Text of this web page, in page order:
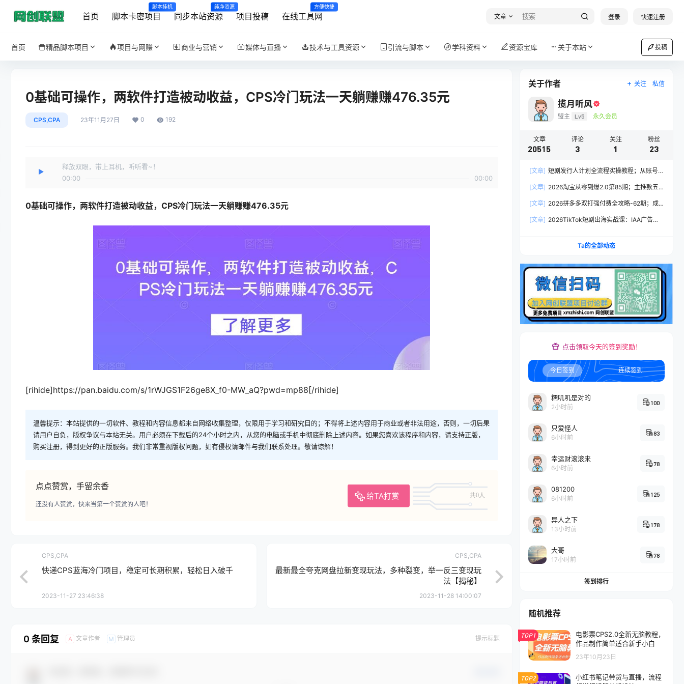
首页 脚本卡密项目
脚本挂机
同步本站资源
纯净资源
项目投稿 在线工具网
方便快捷
文章 登录 快速注册
首页 精品脚本项目 项目与网赚 商业与营销 媒体与直播 技术与工具资源 引流与脚本 学科资料 资源宝库 关于本站 投稿
0基础可操作，两软件打造被动收益，CPS冷门玩法一天躺赚赚476.35元
CPS,CPA 23年11月27日 0 192
释放双眼，带上耳机，听听看~！
00:00
00:00
0基础可操作，两软件打造被动收益， CPS冷门玩法一天躺赚赚476.35元
[rihide]https://pan.baidu.com/s/1rWJGS1F26ge8X_f0-MW_aQ?pwd=mp88[/rihide]
温馨提示：本站提供的一切软件、教程和内容信息都来自网络收集整理，仅限用于学习和研究目的；不得将上述内容用于商业或者非法用途，否则，一切后果
请用户自负，版权争议与本站无关。用户必须在下载后的24个小时之内，从您的电脑或手机中彻底删除上述内容。如果您喜欢该程序和内容，请支持正版，
购买注册，得到更好的正版服务。我们非常重视版权问题，如有侵权请邮件与我们联系处理。敬请谅解！
点点赞赏，手留余香
给TA打赏 共0人
还没有人赞赏，快来当第一个赞赏的人吧！
CPS,CPA
快递CPS蓝海冷门项目，稳定可长期积累，轻松日入破千
2023-11-27 23:46:38
CPS,CPA
最新最全夸克网盘拉新变现玩法，多种裂变，举一反三变现玩
法【揭秘】
2023-11-28 14:00:07
0 条回复 A 文章作者 M 管理员 提示标题
关于作者 关注 私信
揽月听风
盟主 Lv5 永久会员
文章
20515
评论
3
关注
1
粉丝
23
[文章] 短剧发行人计划全流程实操教程；从账号
手出单
[文章] 2026淘宝从零到爆2.0第85期；主推款五
基础权重
[文章] 2026拼多多双打强付费全攻略-62期；成
劣势与选择策略
[文章] 2026TikTok短剧出海实战课：IAA广告分
Ta的全部动态
点击领取今天的签到奖励！
今日签到 连续签到
糯叽叽是对的
2小时前
100
只爱怪人
6小时前
83
幸运财滚滚来
6小时前
78
081200
6小时前
125
异人之下
13小时前
178
大哥
17小时前
78
签到排行
随机推荐
TOP1
电影票CPS2.0全新无脑教程，
作品制作简单适合新手小白
23年10月23日
TOP2
小红书笔记带货与直播，流程